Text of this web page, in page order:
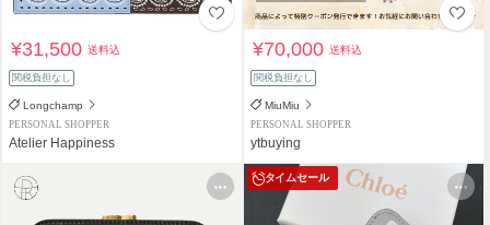
¥31,500送料込
関税負担なし
Longchamp
PERSONAL SHOPPER
Atelier Happiness
¥70,000送料込
関税負担なし
MiuMiu
PERSONAL SHOPPER
ytbuying
タイムセール